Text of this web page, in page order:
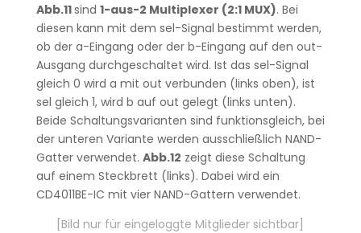
Abb.11sind 1-aus-2 Multiplexer (2:1 MUX). Bei
diesen kann mit dem sel-Signal bestimmt werden,
ob der a-Eingang oder der b-Eingang auf den out-
Ausgang durchgeschaltet wird. Ist das sel-Signal
gleich 0 wird a mit out verbunden (links oben), ist
sel gleich 1, wird b auf out gelegt (links unten).
Beide Schaltungsvarianten sind funktionsgleich, bei
der unteren Variante werden ausschließlich NAND-
Gatter verwendet. Abb.12 zeigt diese Schaltung
auf einem Steckbrett (links). Dabei wird ein
CD4011BE-IC mit vier NAND-Gattern verwendet.
[Bild nur für eingeloggte Mitglieder sichtbar]